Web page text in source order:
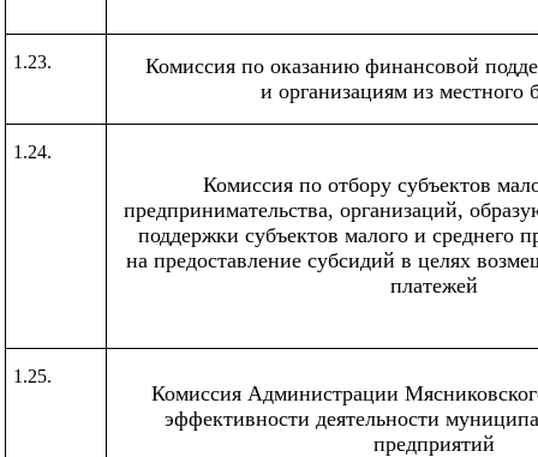
1.23.
Комиссия по оказанию финансовой
и организациям из местного
1.24.
Комиссия по отбору субъектов
предпринимательства, организаций,
поддержки субъектов малого и среднего
на предоставление субсидий в целях
платежей
1.25.
Комиссия Администрации
эффективности деятельности
предприятий